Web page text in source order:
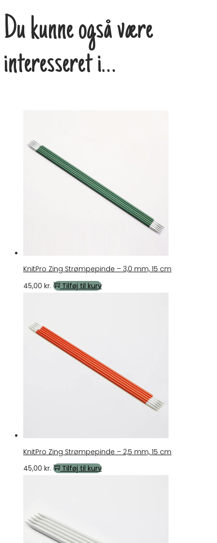
Du kunne også være
interesseret i…
KnitPro Zing Strømpepinde – 3,0 mm, 15 cm
45,00 kr. Tilføj til kurv
KnitPro Zing Strømpepinde – 2,5 mm, 15 cm
45,00 kr. Tilføj til kurv